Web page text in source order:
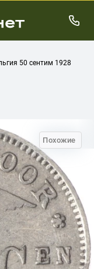
50 сентим 1928
Похожие